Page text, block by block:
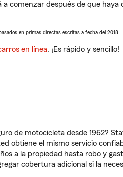
comenzar después de que
en primas directas escritas a fecha del 2018.
en línea. ¡Es rápido y sencillo!
de motocicleta desde 1962?
obtiene el mismo servicio
a la propiedad hasta robo y
cobertura adicional si la